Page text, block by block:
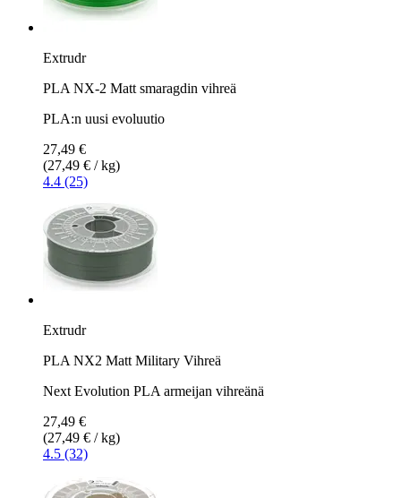
Extrudr
PLA NX-2 Matt smaragdin vihreä
PLA:n uusi evoluutio
27,49 €
(27,49 € / kg)
4.4 (25)
Extrudr
PLA NX2 Matt Military Vihreä
Next Evolution PLA armeijan vihreänä
27,49 €
(27,49 € / kg)
4.5 (32)